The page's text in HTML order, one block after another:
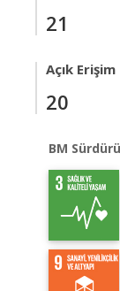
21
Açık Erişim
20
BM